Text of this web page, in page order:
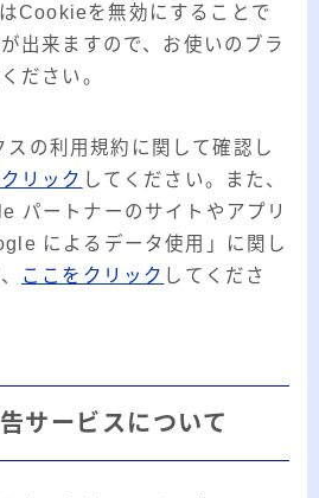
Cookieを無効にすることで
出来ますので、お使いのブラ
ださい。
の利用規約に関して確認し
リック してください。また、
パートナーのサイトやアプリ
によるデータ使用」に関し
ここをクリック してくださ
サービスについて